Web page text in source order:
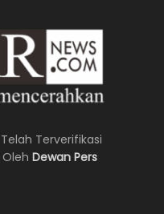
Terverifikasi
Dewan Pers